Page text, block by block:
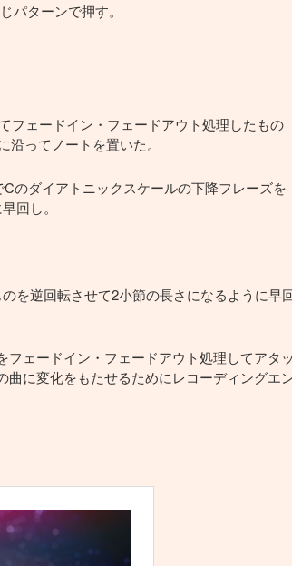
パターンで押す。
フェードイン・フェードアウト処理したもの
ってノートを置いた。
のダイアトニックスケールの下降フレーズを
回し。
を逆回転させて2小節の長さになるように早
ェードイン・フェードアウト処理してアタッ
に変化をもたせるためにレコーディングエ